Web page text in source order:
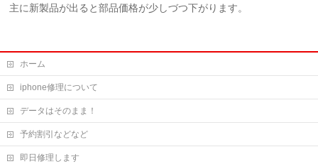
主に新製品が出ると部品価格が少しづつ下がります。
ホーム
iphone修理について
データはそのまま！
予約割引などなど
即日修理します